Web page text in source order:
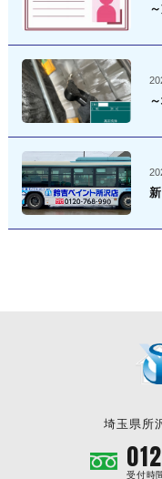
埼玉県所
受付時